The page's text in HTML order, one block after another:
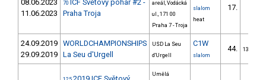
08.06.2023
11.06.2023
70 ICF Světový pohár #2 -
Praha Troja
areál, Vodácká
ul., 171 00
Praha 7 - Troja
slalom
heat
17.
24.09.2019
29.09.2019
WORLDCHAMPIONSHIPS
La Seu d'Urgell
USD La Seu
d'Urgell
C1W
slalom
44. 13/U23
Umělá